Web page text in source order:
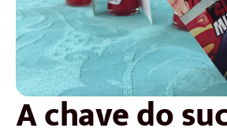
A chave do